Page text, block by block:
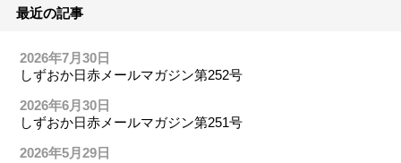
最近の記事
2026年7月30日
しずおか日赤メールマガジン第252号
2026年6月30日
しずおか日赤メールマガジン第251号
2026年5月29日